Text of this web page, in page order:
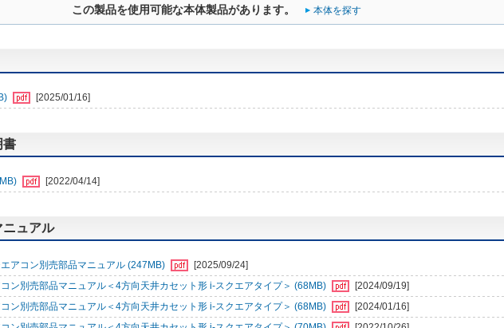
この製品を使用可能な本体製品があります。 本体を探す
[2025/01/16]
書
[2022/04/14]
ニュアル
アコン別売部品マニュアル (247MB)
[2025/09/24]
ン別売部品マニュアル＜4方向天井カセット形 i-スクエアタイプ＞ (68MB)
[2024/09/19]
ン別売部品マニュアル＜4方向天井カセット形 i-スクエアタイプ＞ (68MB)
[2024/01/16]